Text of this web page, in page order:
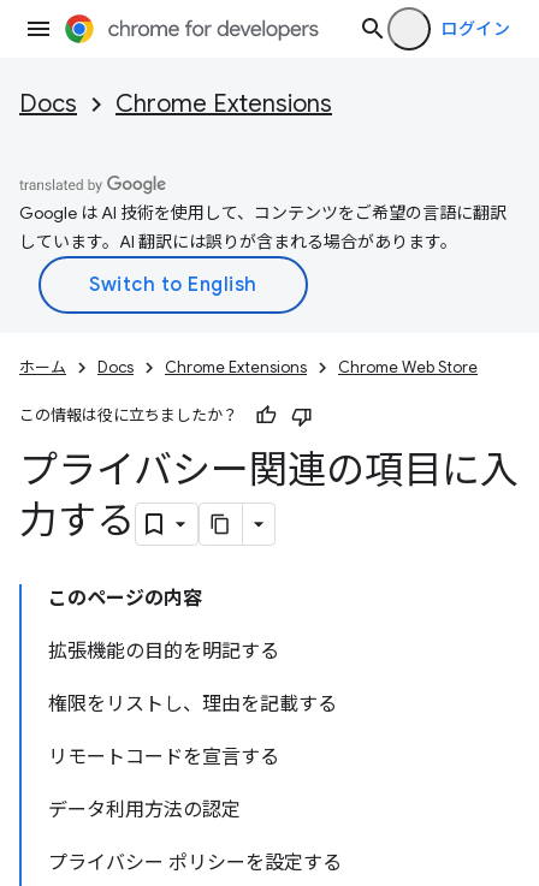
ログイン
Docs Chrome Extensions
Google は AI 技術を使用して、コンテンツをご希望の言語に翻訳
しています。AI 翻訳には誤りが含まれる場合があります。
ホーム Docs Chrome Extensions Chrome Web Store
この情報は役に立ちましたか？
プライバシー関連の項目に入
力する
このページの内容
拡張機能の目的を明記する
権限をリストし、理由を記載する
リモートコードを宣言する
データ利用方法の認定
プライバシー ポリシーを設定する